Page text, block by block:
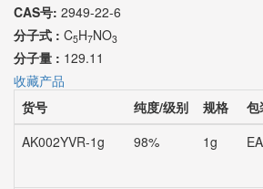
CAS号: 2949-22-6
分子式 : C5H7NO3
分子量 : 129.11
收藏产品
货号
纯度/级别 规格 包
AK002YVR-1g
98% 1g EA